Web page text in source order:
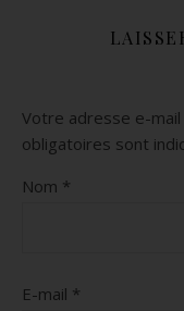
Votre adresse e-
obligatoires sont
Nom *
E-mail *